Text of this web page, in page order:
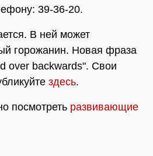
39-36-20.
В ней может
горожанин. Новая фраза
over backwards". Свои
здесь.
посмотреть развивающие